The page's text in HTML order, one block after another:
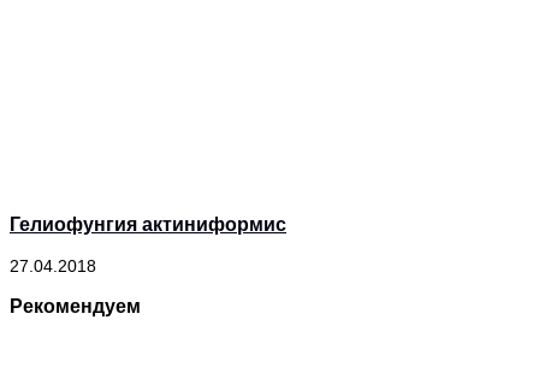
Гелиофунгия актиниформис
27.04.2018
Рекомендуем